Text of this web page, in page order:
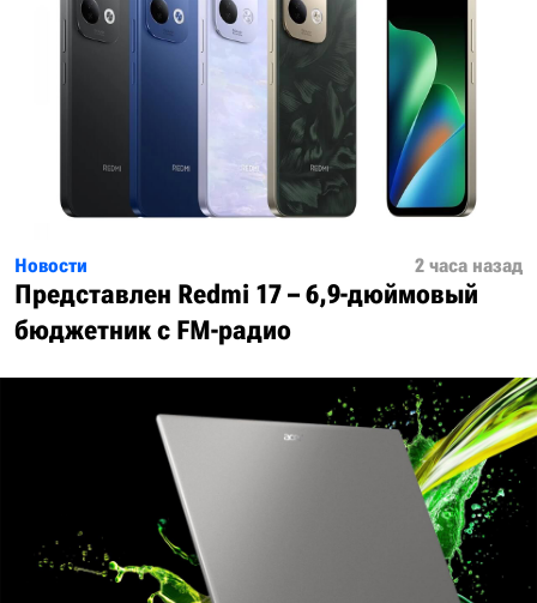
Новости 2 часа назад
Представлен Redmi 17 – 6,9-дюймовый
бюджетник с FM-радио